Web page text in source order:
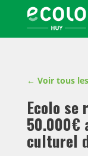
Écolo
Huy
-
un
politique
en
action
pour
Menu
Primaire
Voir tous
Ecolo se
50.000€
culturel